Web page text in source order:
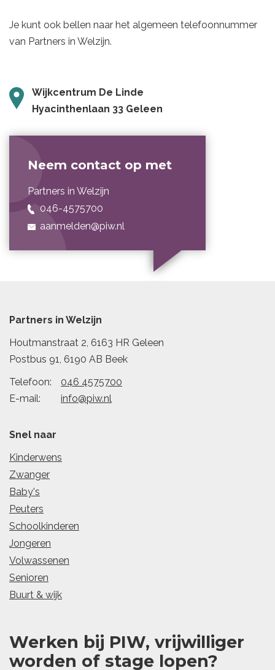
Je kunt ook bellen naar het algemeen telefoonnummer
van Partners in Welzijn.
Wijkcentrum De Linde
Hyacinthenlaan 33 Geleen
Neem contact op met
Partners in Welzijn
046-4575700
aanmelden@piw.nl
Partners in Welzijn
Houtmanstraat 2, 6163 HR Geleen
Postbus 91, 6190 AB Beek
Telefoon:
046 4575700
E-mail:
info@piw.nl
Snel naar
Kinderwens
Zwanger
Baby's
Peuters
Schoolkinderen
Jongeren
Volwassenen
Senioren
Buurt & wijk
Werken bij PIW, vrijwilliger
worden of stage lopen?